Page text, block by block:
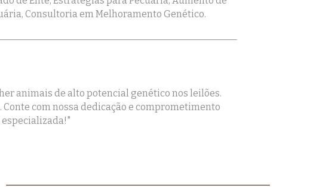
Consultoria em Melhoramento Genético.
animais de alto potencial genético nos leilões.
com nossa dedicação e comprometimento
especializada!"